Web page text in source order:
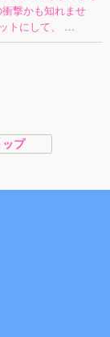
撃かも知れませ
トにして、 …
プ